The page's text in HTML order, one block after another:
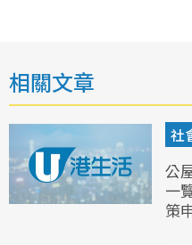
相關文章
社
公
一
策